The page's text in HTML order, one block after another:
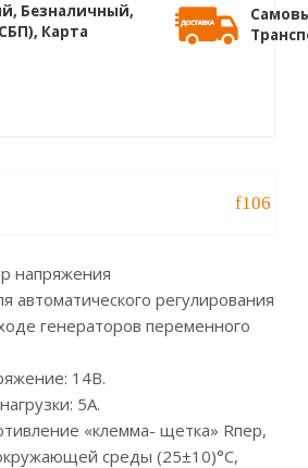
Безналичный,
Карта
напряжения
автоматического регулирования
генераторов переменного
14В.
5А.
«клемма- щетка» Rпер,
среды (25±10)°С,